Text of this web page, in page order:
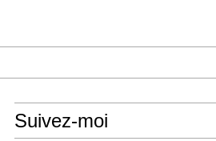
Suivez-moi